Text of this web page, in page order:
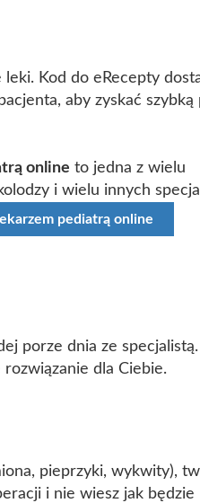
Kod do eRecepty
aby zyskać szybką
online to jedna z wielu
i wielu innych
pediatrą online
porze dnia ze specjalistą.
dla Ciebie.
pieprzyki, wykwity),
i nie wiesz jak będzie